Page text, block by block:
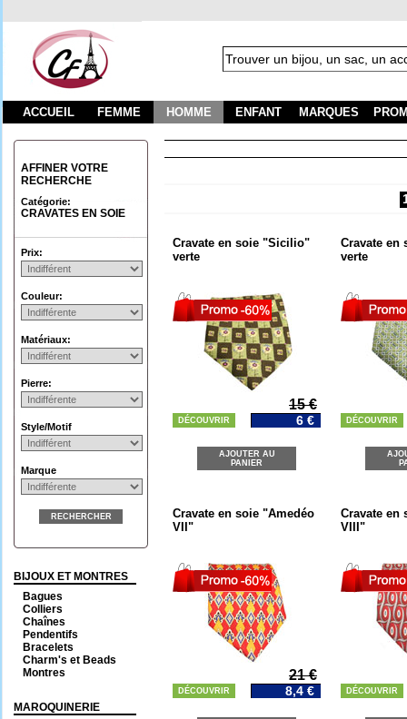
ACCUEIL FEMME HOMME ENFANT MARQUES
AFFINER VOTRE
RECHERCHE
Catégorie:
CRAVATES EN SOIE
Prix:
Couleur:
Matériaux:
Pierre:
Style/Motif
Marque
RECHERCHER
BIJOUX ET MONTRES
Bagues
Colliers
Chaînes
Pendentifs
Bracelets
Charm's et Beads
Montres
MAROQUINERIE
Cravate en soie "Sicilio"
verte
15 €
DÉCOUVRIR 6 €
AJOUTER AU
PANIER
Cravate
verte
DÉCOUVRIR
Cravate en soie "Amedéo
VII"
21 €
DÉCOUVRIR 8,4 €
Cravate en
VIII"
DÉCOUVRIR